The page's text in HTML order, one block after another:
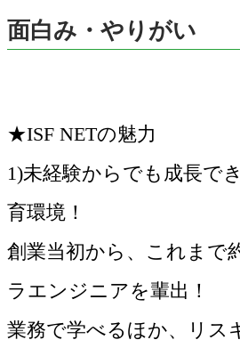
面白み・やりがい
★ISF NETの魅力
1)未経験からでも成長で
育環境！
創業当初から、これまで
ラエンジニアを輩出！
業務で学べるほか、リス